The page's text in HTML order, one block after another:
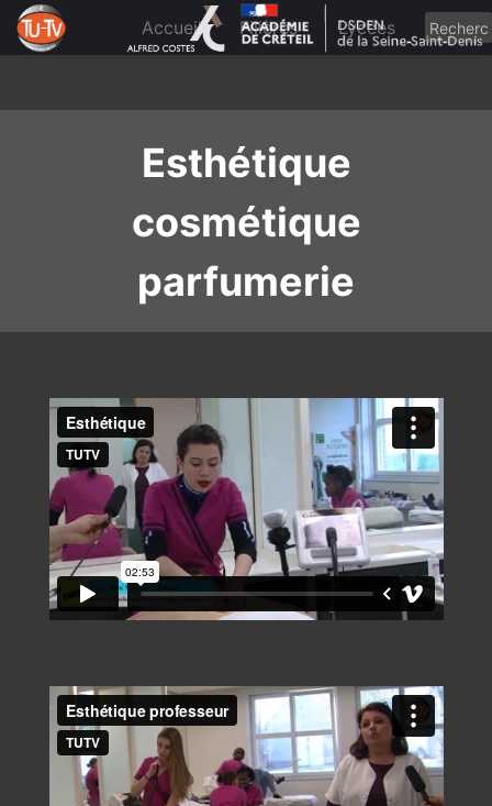
content
Accueil Filières Lycées
Esthétique
cosmétique
parfumerie